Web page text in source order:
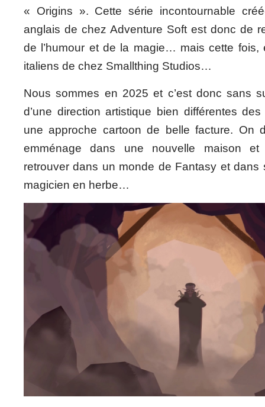
« Origins ». Cette série incontournable
anglais de chez Adventure Soft est donc de
de l’humour et de la magie… mais cette fois,
italiens de chez Smallthing Studios…
Nous sommes en 2025 et c’est donc sans
d’une direction artistique bien différentes
une approche cartoon de belle facture. On
emménage dans une nouvelle maison
retrouver dans un monde de Fantasy et dans
magicien en herbe…